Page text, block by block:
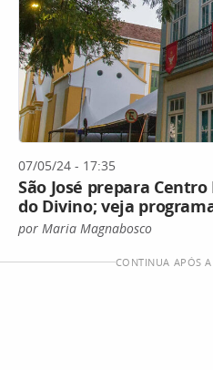
07/05/24 - 17:35
São José prepara
do Divino; veja
por Maria Magnabosco
CONTINUA APÓS